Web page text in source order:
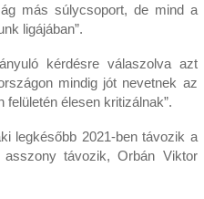
más súlycsoport, de mind a
ligájában”.
kérdésre válaszolva azt
mindig jót nevetnek az
élesen kritizálnak”.
legkésőbb 2021-ben távozik a
távozik, Orbán Viktor